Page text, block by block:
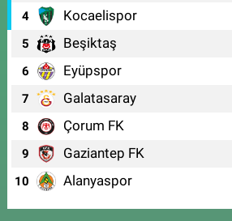
4 Kocaelispor
5 Beşiktaş
6 Eyüpspor
7 Galatasaray
8 Çorum FK
9 Gaziantep FK
10 Alanyaspor